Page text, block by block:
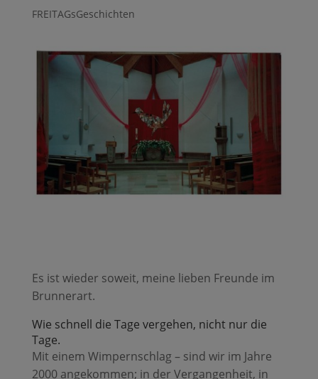
FREITAGsGeschichten
Es ist wieder soweit, meine lieben Freunde im
Brunnerart.
Wie schnell die Tage vergehen, nicht nur die
Tage.
Mit einem Wimpernschlag – sind wir im Jahre
2000 angekommen; in der Vergangenheit, in